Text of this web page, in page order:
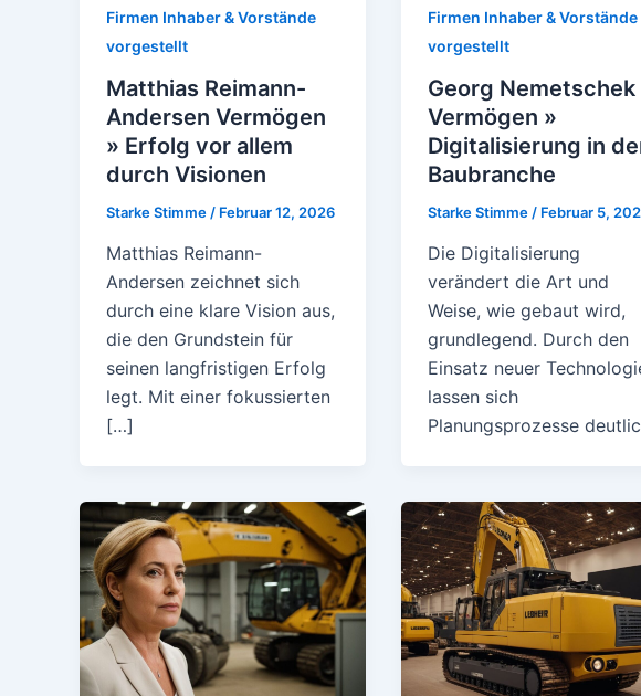
Firmen Inhaber & Vorstände
vorgestellt
Matthias Reimann-
Andersen Vermögen
» Erfolg vor allem
durch Visionen
Starke Stimme / Februar 12, 2026
Matthias Reimann-
Andersen zeichnet sich
durch eine klare Vision aus,
die den Grundstein für
seinen langfristigen Erfolg
legt. Mit einer fokussierten
[…]
Firmen Inhaber & Vorstände
vorgestellt
Georg Nemetschek
Vermögen »
Digitalisierung in
Baubranche
Starke Stimme / Februar 5,
Die Digitalisierung
verändert die Art und
Weise, wie gebaut wird,
grundlegend. Durch den
Einsatz neuer
lassen sich
Planungsprozesse